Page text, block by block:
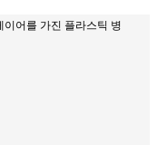
어를 가진 플라스틱 병